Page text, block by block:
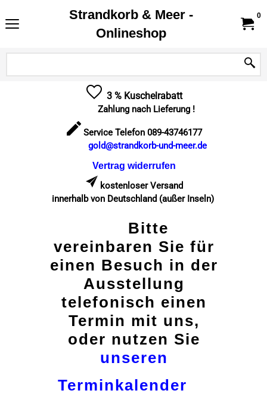
Strandkorb & Meer -
Onlineshop
0
3 % Kuschelrabatt
Zahlung nach Lieferung !
Service Telefon 089-43746177
gold@strandkorb-und-meer.de
Vertrag widerrufen
kostenloser Versand
innerhalb von Deutschland (außer Inseln)
Bitte
vereinbaren Sie für
einen Besuch in der
Ausstellung
telefonisch einen
Termin mit uns,
oder nutzen Sie
unseren
Terminkalender